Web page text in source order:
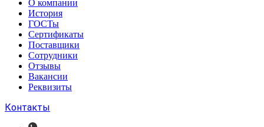
О компании
История
ГОСТы
Сертификаты
Поставщики
Сотрудники
Отзывы
Вакансии
Реквизиты
Контакты